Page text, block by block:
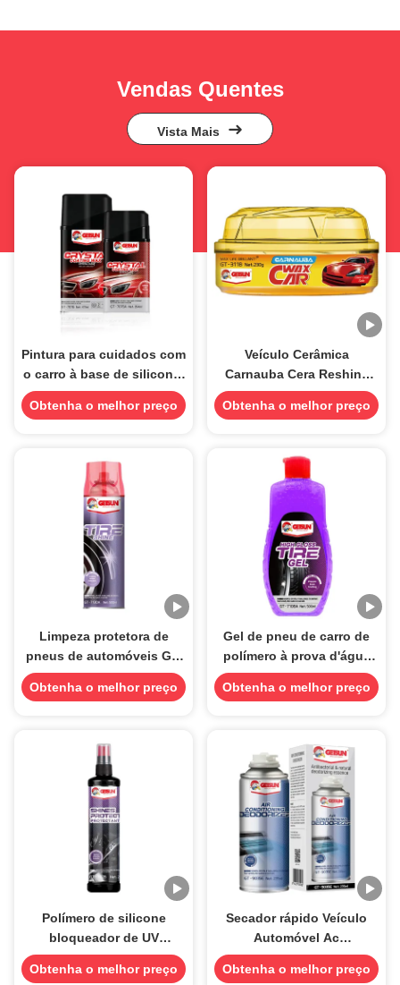
Vendas Quentes
Vista Mais
Pintura para cuidados com
o carro à base de silicone,
revestimento de cristal,
cera à prova de poeira
Obtenha o melhor preço
Veículo Cerâmica
Carnauba Cera Reshine
Metal Car Polish a granel
Obtenha o melhor preço
Limpeza protetora de
pneus de automóveis Gel
Brilhante Spray Alto
Brilhante 500 ml
Obtenha o melhor preço
Gel de pneu de carro de
polímero à prova d'água
Brilhar em massa Anti-
envelhecimento OEM
Obtenha o melhor preço
Polímero de silicone
bloqueador de UV
limpador e protetor do
interior do carro brilho
Obtenha o melhor preço
Secador rápido Veículo
Automóvel Ac
Desinfetante Spray
Desodorizante Limpeador
Obtenha o melhor preço